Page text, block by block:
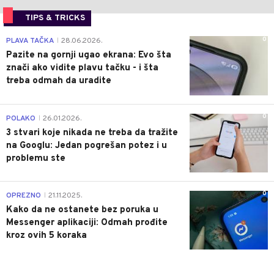
TIPS & TRICKS
0
PLAVA TAČKA 28.06.2026.
Pazite na gornji ugao ekrana: Evo šta
znači ako vidite plavu tačku - i šta
treba odmah da uradite
0
POLAKO 26.01.2026.
3 stvari koje nikada ne treba da tražite
na Googlu: Jedan pogrešan potez i u
problemu ste
0
OPREZNO 21.11.2025.
Kako da ne ostanete bez poruka u
Messenger aplikaciji: Odmah prođite
kroz ovih 5 koraka